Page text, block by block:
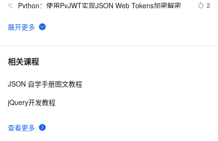
5 Python：使用PyJWT实现JSON Web Tokens加密解密 2
6 Json.net说法——（一）修饰标签，日期序列化
7 java里json常见的转换方法
8 IOS中处理解析数据用JSON上传的对象和可以是JSON
相关课程
查看更多
JSON 自学手册图文教程
jQuery开发教程